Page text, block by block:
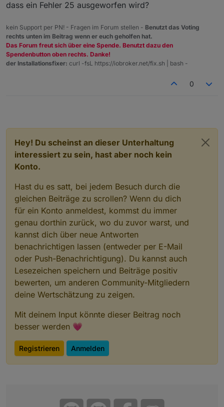
dass ein Fehler 25 ausgeworfen wird?
kein Support per PN! - Fragen im Forum stellen - Benutzt das Voting
rechts unten im Beitrag wenn er euch geholfen hat.
Das Forum freut sich über eine Spende. Benutzt dazu den
Spendenbutton oben rechts. Danke!
der Installationsfixer: curl -fsL https://iobroker.net/fix.sh | bash -
0
Hey! Du scheinst an dieser Unterhaltung
interessiert zu sein, hast aber noch kein
Konto.
Hast du es satt, bei jedem Besuch durch die
gleichen Beiträge zu scrollen? Wenn du dich
für ein Konto anmeldest, kommst du immer
genau dorthin zurück, wo du zuvor warst, und
kannst dich über neue Antworten
benachrichtigen lassen (entweder per E-Mail
oder Push-Benachrichtigung). Du kannst auch
Lesezeichen speichern und Beiträge positiv
bewerten, um anderen Community-Mitgliedern
deine Wertschätzung zu zeigen.
Mit deinem Input könnte dieser Beitrag noch
besser werden 💗
Registrieren Anmelden